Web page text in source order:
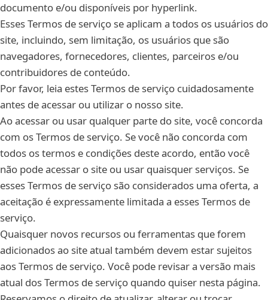
documento e/ou disponíveis por hyperlink.
Esses Termos de serviço se aplicam a todos os usuários do
site, incluindo, sem limitação, os usuários que são
navegadores, fornecedores, clientes, parceiros e/ou
contribuidores de conteúdo.
Por favor, leia estes Termos de serviço cuidadosamente
antes de acessar ou utilizar o nosso site.
Ao acessar ou usar qualquer parte do site, você concorda
com os Termos de serviço. Se você não concorda com
todos os termos e condições deste acordo, então você
não pode acessar o site ou usar quaisquer serviços. Se
esses Termos de serviço são considerados uma oferta, a
aceitação é expressamente limitada a esses Termos de
serviço.
Quaisquer novos recursos ou ferramentas que forem
adicionados ao site atual também devem estar sujeitos
aos Termos de serviço. Você pode revisar a versão mais
atual dos Termos de serviço quando quiser nesta página.